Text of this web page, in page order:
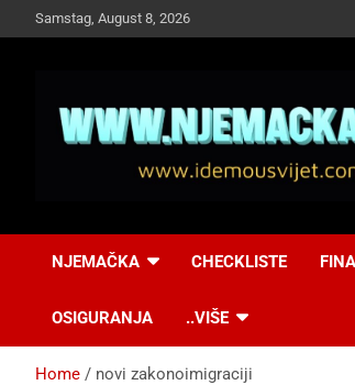
to
Samstag, August 8, 2026
Idemo u Svijet-
NJEMAČKA CHECKLISTE
OSIGURANJA ..VIŠE
Home novi zakonoimigraciji